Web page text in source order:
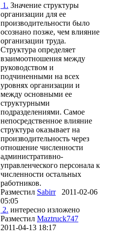
1. Значение структуры
организации для ее
производительности было
осознано позже, чем влияние
организации труда.
Структура определяет
взаимоотношения между
руководством и
подчиненными на всех
уровнях организации и
между основными ее
структурными
подразделениями. Самое
непосредственное влияние
структура оказывает на
производительность через
отношение численности
административно-
управленческого персонала к
численности остальных
работников.
Разместил Sabirr2011-02-06
05:05
2. интересно изложено
Разместил Maztruck747
2011-04-13 18:17